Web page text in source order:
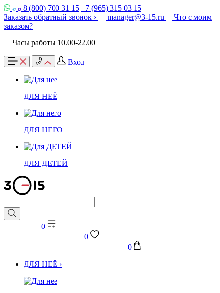
8 (800) 700 31 15 +7 (965) 315 03 15
Заказать обратный звонок ›
manager@3-15.ru
Что с моим
заказом?
Часы работы 10.00-22.00
Вход
ДЛЯ НЕЁ
ДЛЯ НЕГО
ДЛЯ ДЕТЕЙ
0
0
0
ДЛЯ НЕЁ ›